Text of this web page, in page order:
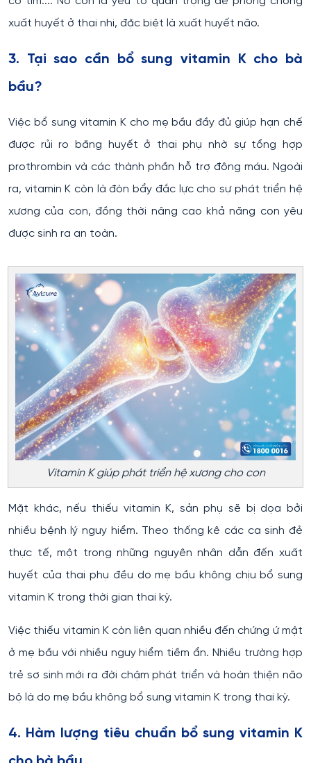
xuất huyết ở thai nhi, đặc biệt là xuất huyết não.
3. Tại sao cần bổ sung vitamin K cho bà
bầu?
Việc bổ sung vitamin K cho mẹ bầu đầy đủ giúp hạn chế
được rủi ro băng huyết ở thai phụ nhờ sự tổng hợp
prothrombin và các thành phần hỗ trợ đông máu. Ngoài
ra, vitamin K còn là đòn bẩy đắc lực cho sự phát triển hệ
xương của con, đồng thời nâng cao khả năng con yêu
được sinh ra an toàn.
Vitamin K giúp phát triển hệ xương cho con
Mặt khác, nếu thiếu vitamin K, sản phụ sẽ bị dọa bởi
nhiều bệnh lý nguy hiểm. Theo thống kê các ca sinh đẻ
thực tế, một trong những nguyên nhân dẫn đến xuất
huyết của thai phụ đều do mẹ bầu không chịu bổ sung
vitamin K trong thời gian thai kỳ.
Việc thiếu vitamin K còn liên quan nhiều đến chứng ứ mật
ở mẹ bầu với nhiều nguy hiểm tiềm ẩn. Nhiều trường hợp
trẻ sơ sinh mới ra đời chậm phát triển và hoàn thiện não
bộ là do mẹ bầu không bổ sung vitamin K trong thai kỳ.
4. Hàm lượng tiêu chuẩn bổ sung vitamin K